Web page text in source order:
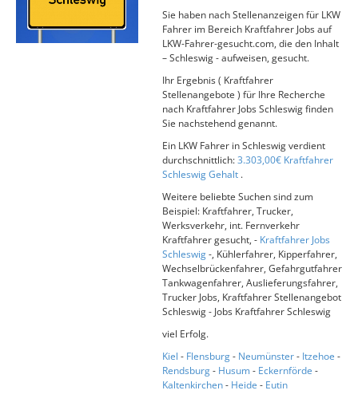
Sie haben nach Stellenanzeigen für LKW
Fahrer im Bereich Kraftfahrer Jobs auf
LKW-Fahrer-gesucht.com, die den Inhalt
– Schleswig - aufweisen, gesucht.
Ihr Ergebnis ( Kraftfahrer
Stellenangebote ) für Ihre Recherche
nach Kraftfahrer Jobs Schleswig finden
Sie nachstehend genannt.
Ein LKW Fahrer in Schleswig verdient
durchschnittlich:3.303,00€ Kraftfahrer
Schleswig Gehalt .
Weitere beliebte Suchen sind zum
Beispiel: Kraftfahrer, Trucker,
Werksverkehr, int. Fernverkehr
Kraftfahrer gesucht, - Kraftfahrer Jobs
Schleswig-, Kühlerfahrer, Kipperfahrer,
Wechselbrückenfahrer, Gefahrgutfahrer
Tankwagenfahrer, Auslieferungsfahrer,
Trucker Jobs, Kraftfahrer Stellenangebot
Schleswig - Jobs Kraftfahrer Schleswig
viel Erfolg.
Kiel - Flensburg- Neumünster- Itzehoe -
Rendsburg- Husum- Eckernförde -
Kaltenkirchen- Heide - Eutin